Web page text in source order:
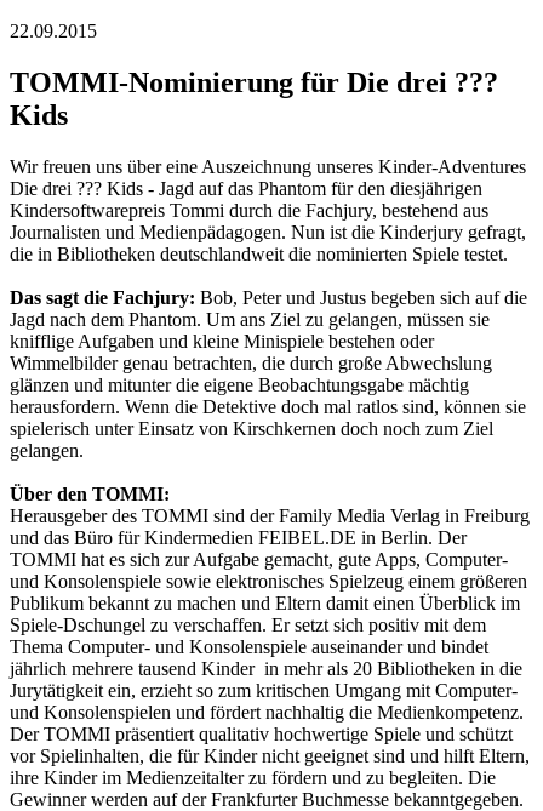
22.09.2015
TOMMI-Nominierung für Die drei ???
Kids
Wir freuen uns über eine Auszeichnung unseres Kinder-Adventures
Die drei ??? Kids - Jagd auf das Phantom für den diesjährigen
Kindersoftwarepreis Tommi durch die Fachjury, bestehend aus
Journalisten und Medienpädagogen. Nun ist die Kinderjury gefragt,
die in Bibliotheken deutschlandweit die nominierten Spiele testet.
Das sagt die Fachjury: Bob, Peter und Justus begeben sich auf die
Jagd nach dem Phantom. Um ans Ziel zu gelangen, müssen sie
knifflige Aufgaben und kleine Minispiele bestehen oder
Wimmelbilder genau betrachten, die durch große Abwechslung
glänzen und mitunter die eigene Beobachtungsgabe mächtig
herausfordern. Wenn die Detektive doch mal ratlos sind, können sie
spielerisch unter Einsatz von Kirschkernen doch noch zum Ziel
gelangen.
Über den TOMMI:
Herausgeber des TOMMI sind der Family Media Verlag in Freiburg
und das Büro für Kindermedien FEIBEL.DE in Berlin. Der
TOMMI hat es sich zur Aufgabe gemacht, gute Apps, Computer-
und Konsolenspiele sowie elektronisches Spielzeug einem größeren
Publikum bekannt zu machen und Eltern damit einen Überblick im
Spiele-Dschungel zu verschaffen. Er setzt sich positiv mit dem
Thema Computer- und Konsolenspiele auseinander und bindet
jährlich mehrere tausend Kinder in mehr als 20 Bibliotheken in die
Jurytätigkeit ein, erzieht so zum kritischen Umgang mit Computer-
und Konsolenspielen und fördert nachhaltig die Medienkompetenz.
Der TOMMI präsentiert qualitativ hochwertige Spiele und schützt
vor Spielinhalten, die für Kinder nicht geeignet sind und hilft Eltern,
ihre Kinder im Medienzeitalter zu fördern und zu begleiten. Die
Gewinner werden auf der Frankfurter Buchmesse bekanntgegeben.